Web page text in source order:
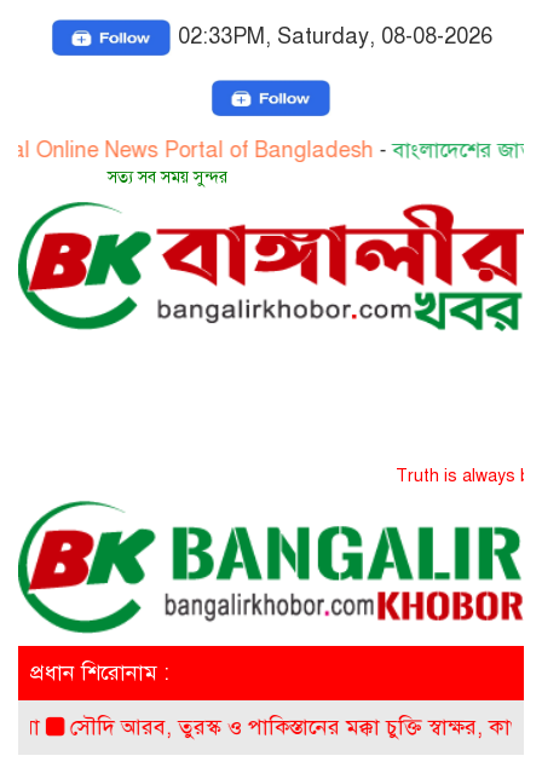
02:33PM, Saturday, 08-08-2026
News Portal of Bangladesh-বাংলাদেশের জাতীয় অনলাইন
সত্য সব সময় সুন্দর
Truth is always beautiful
প্রধান শিরোনাম :
সৌদি আরব, তুরস্ক ও পাকিস্তানের মক্কা চুক্তি স্বাক্ষর, কাগুজে চুক্তি